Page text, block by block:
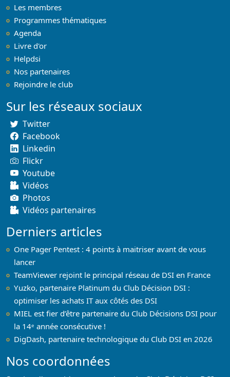
Les membres
Programmes thématiques
Agenda
Livre d'or
Helpdsi
Nos partenaires
Rejoindre le club
Sur les réseaux sociaux
Twitter
Facebook
Linkedin
Flickr
Youtube
Vidéos
Photos
Vidéos partenaires
Derniers articles
One Pager Pentest : 4 points à maitriser avant de vous
lancer
TeamViewer rejoint le principal réseau de DSI en France
Yuzko, partenaire Platinum du Club Décision DSI :
optimiser les achats IT aux côtés des DSI
MIEL est fier d’être partenaire du Club Décisions DSI pour
la 14ᵉ année consécutive !
DigDash, partenaire technologique du Club DSI en 2026
Nos coordonnées